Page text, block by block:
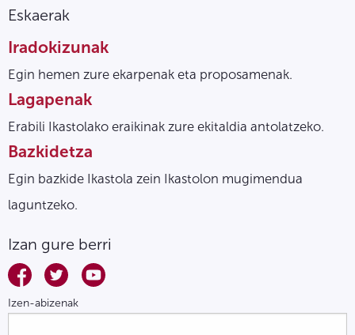
Eskaerak
Iradokizunak
Egin hemen zure ekarpenak eta proposamenak.
Lagapenak
Erabili Ikastolako eraikinak zure ekitaldia antolatzeko.
Bazkidetza
Egin bazkide Ikastola zein Ikastolon mugimendua
laguntzeko.
Izan gure berri
Izen-abizenak